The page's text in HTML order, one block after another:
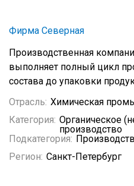
Фирма Северная
Производственная
выполняет полный цикл
состава до упаковки
Отрасль: Химическая
Категория: Органическое
производство
Подкатегория:
Регион: Санкт-Петербург